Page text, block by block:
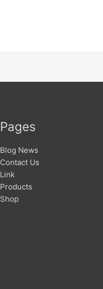
Pages
Blog News
Contact Us
Link
Products
Shop